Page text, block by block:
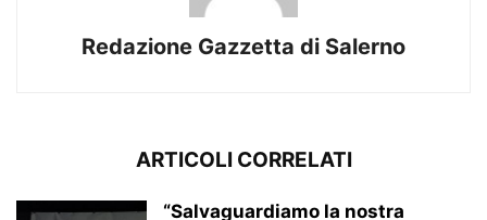
Redazione Gazzetta di Salerno
ARTICOLI CORRELATI
“Salvaguardiamo la nostra